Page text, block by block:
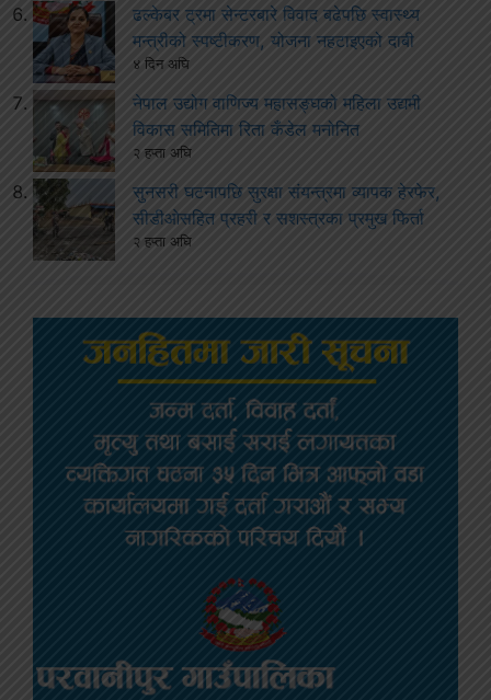
ढल्केबर ट्रमा सेन्टरबारे विवाद बढेपछि स्वास्थ्य
मन्त्रीको स्पष्टीकरण, योजना नहटाइएको दाबी
४ दिन अघि
नेपाल उद्योग वाणिज्य महासङ्घको महिला उद्यमी
विकास समितिमा रिता कँडेल मनोनित
२ हप्ता अघि
सुनसरी घटनापछि सुरक्षा संयन्त्रमा व्यापक हेरफेर,
सीडीओसहित प्रहरी र सशस्त्रका प्रमुख फिर्ता
२ हप्ता अघि